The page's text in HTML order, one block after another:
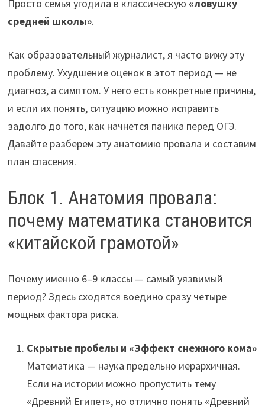
Просто семья угодила в классическую «ловушку
средней школы».
Как образовательный журналист, я часто вижу эту
проблему. Ухудшение оценок в этот период — не
диагноз, а симптом. У него есть конкретные причины,
и если их понять, ситуацию можно исправить
задолго до того, как начнется паника перед ОГЭ.
Давайте разберем эту анатомию провала и составим
план спасения.
Блок 1. Анатомия провала:
почему математика становится
«китайской грамотой»
Почему именно 6–9 классы — самый уязвимый
период? Здесь сходятся воедино сразу четыре
мощных фактора риска.
Скрытые пробелы и «Эффект снежного кома»
Математика — наука предельно иерархичная.
Если на истории можно пропустить тему
«Древний Египет», но отлично понять «Древний